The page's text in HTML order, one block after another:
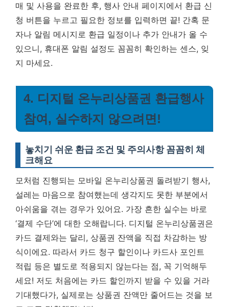
매 및 사용을 완료한 후, 행사 안내 페이지에서 환급 신
청 버튼을 누르고 필요한 정보를 입력하면 끝! 간혹 문
자나 알림 메시지로 환급 일정이나 추가 안내가 올 수
있으니, 휴대폰 알림 설정도 꼼꼼히 확인하는 센스, 잊
지 마세요.
4. 디지털 온누리상품권 환급행사
참여, 실수하지 않으려면!
놓치기 쉬운 환급 조건 및 주의사항 꼼꼼히 체
크해요
모처럼 진행되는 모바일 온누리상품권 돌려받기 행사,
설레는 마음으로 참여했는데 생각지도 못한 부분에서
아쉬움을 겪는 경우가 있어요. 가장 흔한 실수는 바로
‘결제 수단’에 대한 오해랍니다. 디지털 온누리상품권은
카드 결제와는 달리, 상품권 잔액을 직접 차감하는 방
식이에요. 따라서 카드 청구 할인이나 카드사 포인트
적립 등은 별도로 적용되지 않는다는 점, 꼭 기억해두
세요! 저도 처음에는 카드 할인까지 받을 수 있을 거라
기대했다가, 실제로는 상품권 잔액만 줄어드는 것을 보